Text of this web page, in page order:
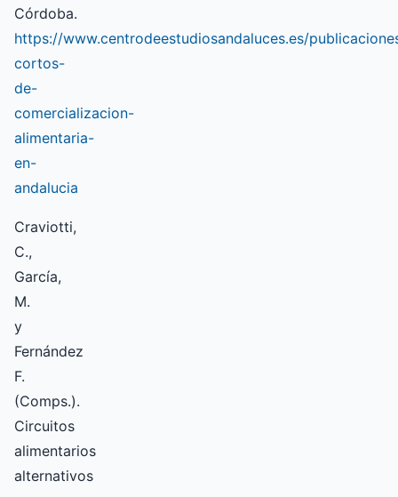
Córdoba.
https://www.centrodeestudiosandaluces.es/
cortos-
de-
comercializacion-
alimentaria-
en-
andalucia
Craviotti,
C.,
García,
M.
y
Fernández
F.
(Comps.).
Circuitos
alimentarios
alternativos